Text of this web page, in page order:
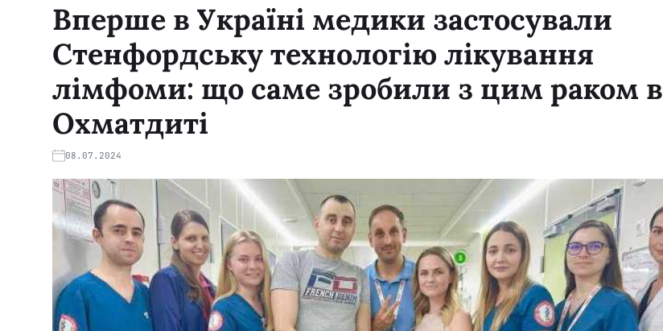
Вперше в Україні медики застосували
Стенфордську технологію лікування
лімфоми: що саме зробили з цим раком в
Охматдиті
08.07.2024